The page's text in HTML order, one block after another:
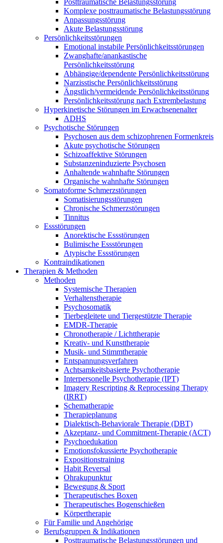
Posttraumatische Belastungsstörung
Komplexe posttraumatische Belastungsstörung
Anpassungsstörung
Akute Belastungsstörung
Persönlichkeitsstörungen
Emotional instabile Persönlichkeitsstörungen
Zwanghafte/anankastische
Persönlichkeitsstörung
Abhängige/dependente Persönlichkeitsstörung
Narzisstische Persönlichkeitsstörung
Ängstlich/vermeidende Persönlichkeitsstörung
Persönlichkeitsstörung nach Extrembelastung
Hyperkinetische Störungen im Erwachsenenalter
ADHS
Psychotische Störungen
Psychosen aus dem schizophrenen Formenkreis
Akute psychotische Störungen
Schizoaffektive Störungen
Substanzeninduzierte Psychosen
Anhaltende wahnhafte Störungen
Organische wahnhafte Störungen
Somatoforme Schmerzstörungen
Somatisierungsstörungen
Chronische Schmerzstörungen
Tinnitus
Essstörungen
Anorektische Essstörungen
Bulimische Essstörungen
Atypische Essstörungen
Kontraindikationen
Therapien & Methoden
Methoden
Systemische Therapien
Verhaltenstherapie
Psychosomatik
Tierbegleitete und Tiergestützte Therapie
EMDR-Therapie
Chronotherapie / Lichttherapie
Kreativ- und Kunsttherapie
Musik- und Stimmtherapie
Entspannungsverfahren
Achtsamkeitsbasierte Psychotherapie
Interpersonelle Psychotherapie (IPT)
Imagery Rescripting & Reprocessing Therapy
(IRRT)
Schematherapie
Therapieplanung
Dialektisch-Behaviorale Therapie (DBT)
Akzeptanz- und Commitment-Therapie (ACT)
Psychoedukation
Emotionsfokussierte Psychotherapie
Expositionstraining
Habit Reversal
Ohrakupunktur
Bewegung & Sport
Therapeutisches Boxen
Therapeutisches Bogenschießen
Körpertherapie
Für Familie und Angehörige
Berufsgruppen & Indikationen
Posttraumatische Belastungsstörungen und